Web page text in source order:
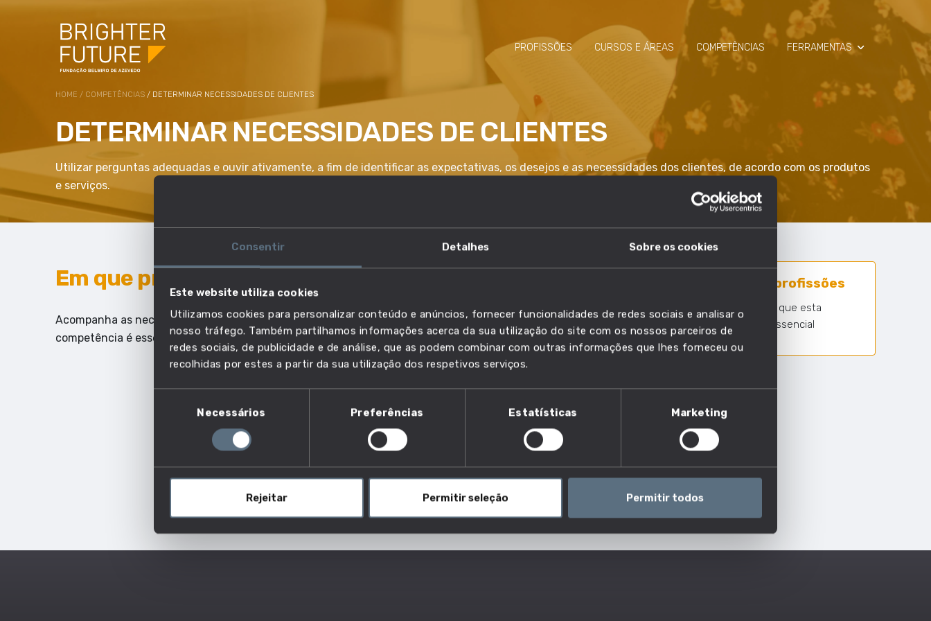
Consentir Detalhes Sobre os cookies
Este website utiliza cookies
Utilizamos cookies para personalizar conteúdo e anúncios, fornecer funcionalidades de redes sociais e analisar o
nosso tráfego. Também partilhamos informações acerca da sua utilização do site com os nossos parceiros de
redes sociais, de publicidade e de análise, que as podem combinar com outras informações que lhes forneceu ou
recolhidas por estes a partir da sua utilização dos respetivos serviços.
consentimento
Necessários Preferências Estatísticas Marketing
Rejeitar Permitir seleção Permitir todos
PROFISSÕES CURSOS E ÁREAS COMPETÊNCIAS FERRAMENTAS
HOME / COMPETÊNCIAS / DETERMINAR NECESSIDADES DE CLIENTES
DETERMINAR NECESSIDADES DE CLIENTES
Utilizar perguntas adequadas e ouvir ativamente, a fim de identificar as expectativas, os desejos e as necessidades dos clientes, de acordo com os produtos
e serviços.
Em que profissões esta competência é essencial?
Acompanha as necessidades do mercado de trabalho e descobre quais as profissões em que esta
competência é essencial.
76 em 1630 profissões
Nº profissões em que esta
competência é essencial